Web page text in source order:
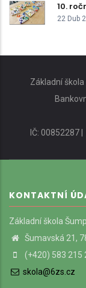
10.
22 Dub
Základní škola
IČ: 00852287 |
KONTAKTNÍ
Základní škola
Šumavská 21,
(+420) 583 215
skola@6zs.cz